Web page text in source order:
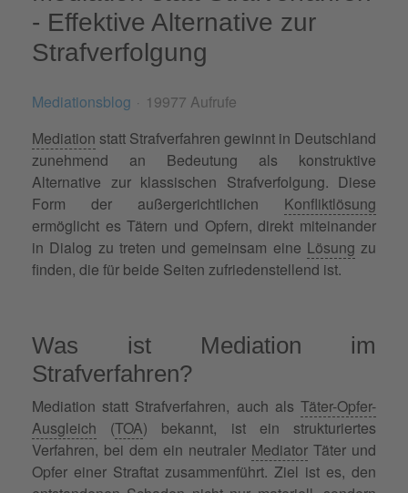
- Effektive Alternative zur
Strafverfolgung
Mediationsblog
19977 Aufrufe
Mediation statt Strafverfahren gewinnt in Deutschland
zunehmend an Bedeutung als konstruktive
Alternative zur klassischen Strafverfolgung. Diese
Form der außergerichtlichen Konfliktlösung
ermöglicht es Tätern und Opfern, direkt miteinander
in Dialog zu treten und gemeinsam eine Lösung zu
finden, die für beide Seiten zufriedenstellend ist.
Was ist Mediation im
Strafverfahren?
Mediation statt Strafverfahren, auch als Täter-Opfer-
Ausgleich (TOA) bekannt, ist ein strukturiertes
Verfahren, bei dem ein neutraler Mediator Täter und
Opfer einer Straftat zusammenführt. Ziel ist es, den